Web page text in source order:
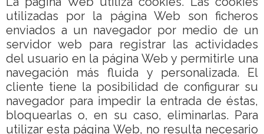
utilizadas por la página Web son ficheros
enviados a un navegador por medio de un
servidor web para registrar las actividades
del usuario en la página Web y permitirle una
navegación más fluida y personalizada. El
cliente tiene la posibilidad de configurar su
navegador para impedir la entrada de éstas,
bloquearlas o, en su caso, eliminarlas. Para
utilizar esta página Web, no resulta necesario